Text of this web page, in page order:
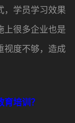
，学员学习效果
上很多企业也是
视度不够，造成
培训？